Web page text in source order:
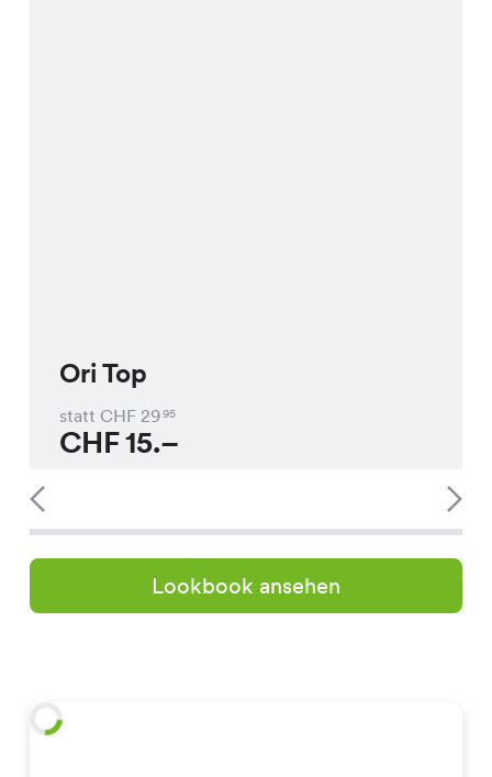
Ori Top
statt CHF 2995
CHF15.–
Lookbook ansehen